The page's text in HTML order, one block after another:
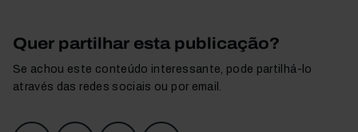
Quer partilhar esta publicação?
Se achou este conteúdo interessante, pode partilhá-lo
através das redes sociais ou por email.